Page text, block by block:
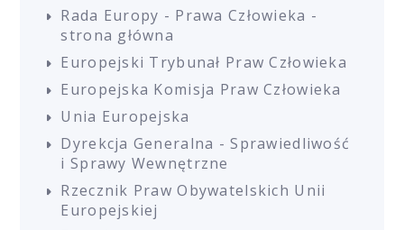
Rada Europy - Prawa Człowieka -
strona główna
Europejski Trybunał Praw Człowieka
Europejska Komisja Praw Człowieka
Unia Europejska
Dyrekcja Generalna - Sprawiedliwość
i Sprawy Wewnętrzne
Rzecznik Praw Obywatelskich Unii
Europejskiej